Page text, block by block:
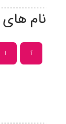
نام
آ ا